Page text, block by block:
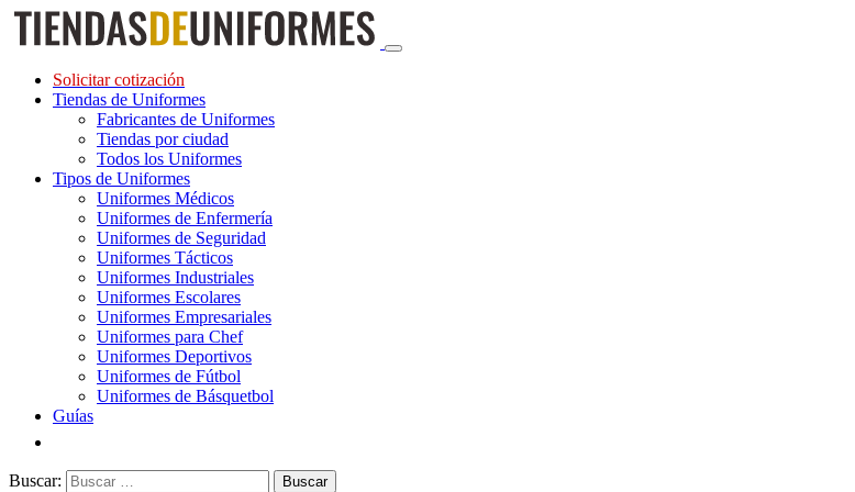
Solicitar cotización
Tiendas de Uniformes
Fabricantes de Uniformes
Tiendas por ciudad
Todos los Uniformes
Tipos de Uniformes
Uniformes Médicos
Uniformes de Enfermería
Uniformes de Seguridad
Uniformes Tácticos
Uniformes Industriales
Uniformes Escolares
Uniformes Empresariales
Uniformes para Chef
Uniformes Deportivos
Uniformes de Fútbol
Uniformes de Básquetbol
Guías
Buscar: